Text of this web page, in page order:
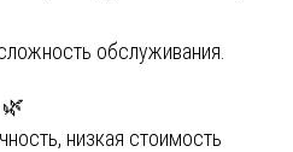
обслуживания.
🌿
низкая стоимость